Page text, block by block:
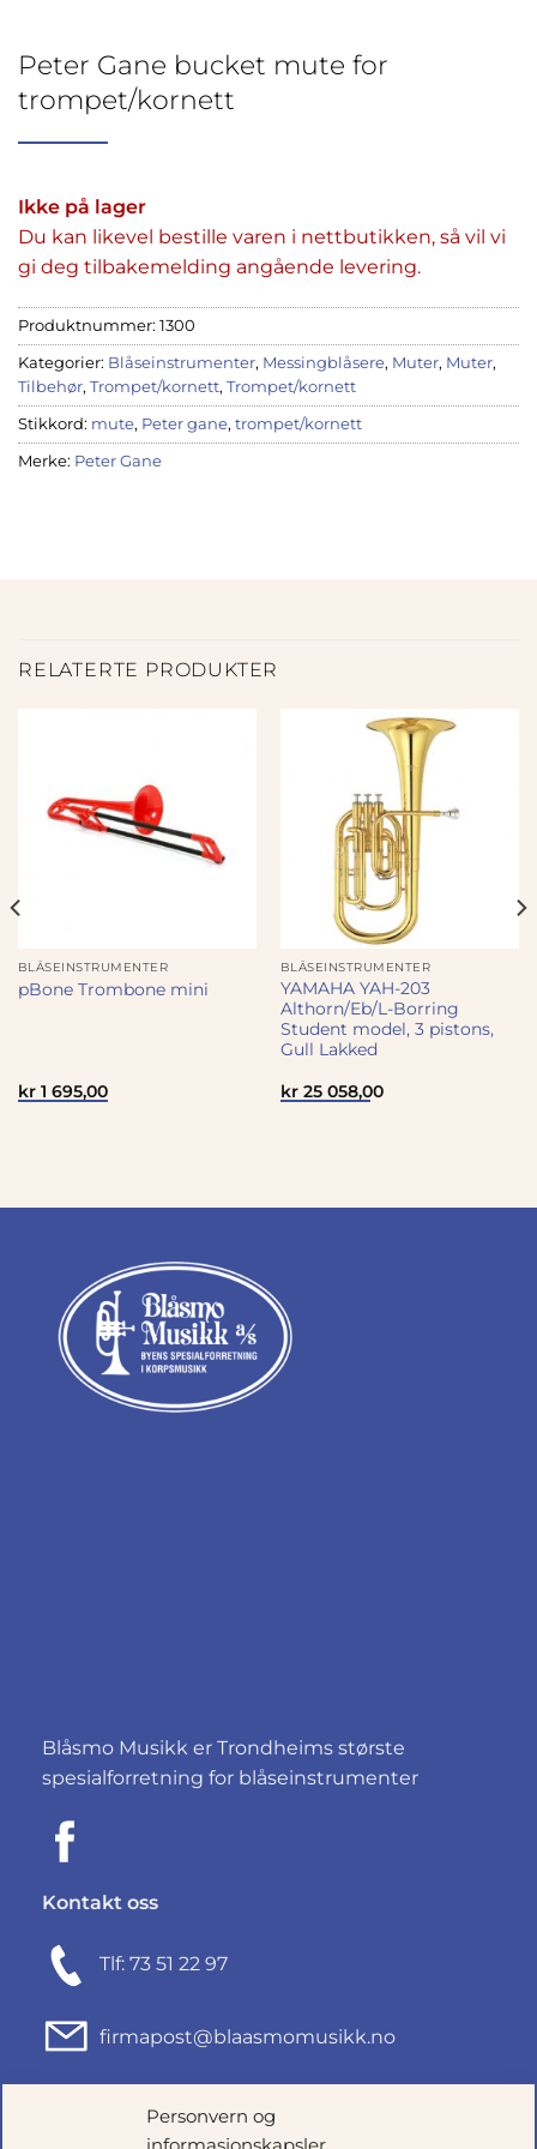
Personvern og
Peter Gane bucket mute for
trompet/kornett
Ikke på lager
Du kan likevel bestille varen i nettbutikken, så vil vi
gi deg tilbakemelding angående levering.
Produktnummer: 1300
Kategorier: Blåseinstrumenter, Messingblåsere, Muter, Muter,
Tilbehør, Trompet/kornett, Trompet/kornett
Stikkord: mute, Peter gane, trompet/kornett
Merke: Peter Gane
RELATERTE PRODUKTER
BLÅSEINSTRUMENTER
pBone Trombone mini
kr1 695,00
BLÅSEINSTRUMENTER
YAMAHA YAH-203
Althorn/Eb/L-Borring
Student model, 3 pistons,
Gull Lakked
kr25 058,00
Blåsmo Musikk er Trondheims største
spesialforretning for blåseinstrumenter
Kontakt oss
Tlf: 73 51 22 97
firmapost@blaasmomusikk.no
Fjordgata 46, 7010 TRONDHEIM